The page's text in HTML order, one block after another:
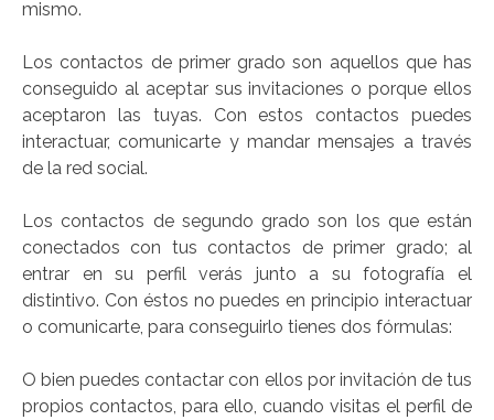
mismo.
Los contactos de primer grado son aquellos que has
conseguido al aceptar sus invitaciones o porque ellos
aceptaron las tuyas. Con estos contactos puedes
interactuar, comunicarte y mandar mensajes a través
de la red social.
Los contactos de segundo grado son los que están
conectados con tus contactos de primer grado; al
entrar en su perfil verás junto a su fotografía el
distintivo. Con éstos no puedes en principio interactuar
o comunicarte, para conseguirlo tienes dos fórmulas:
O bien puedes contactar con ellos por invitación de tus
propios contactos, para ello, cuando visitas el perfil de